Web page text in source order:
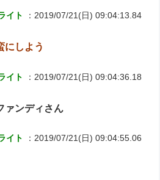
イト
：2019/07/21(日) 09:04:13.84
にしよう
イト
：2019/07/21(日) 09:04:36.18
ァンディさん
イト
：2019/07/21(日) 09:04:55.06